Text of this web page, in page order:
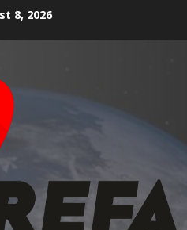
8, 2026